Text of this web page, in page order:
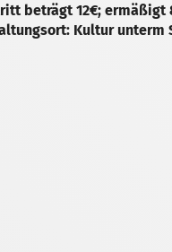
beträgt 12€; ermäßigt
Kultur unterm